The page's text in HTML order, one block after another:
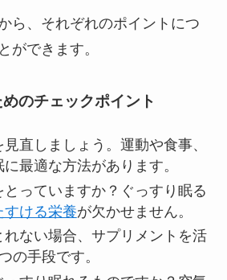
ら、それぞれのポイントにつ
ができます。
のチェックポイント
見直しましょう。運動や食事、
最適な方法があります。
とっていますか？ぐっすり眠る
すける栄養が欠かせません。
ない場合、サプリメントを活
の手段です。